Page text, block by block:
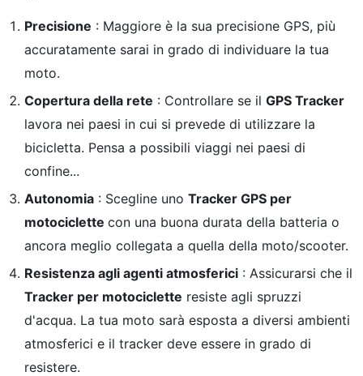
Precisione : Maggiore è la sua precisione GPS, più
accuratamente sarai in grado di individuare la tua
moto.
Copertura della rete : Controllare se il GPS Tracker
lavora nei paesi in cui si prevede di utilizzare la
bicicletta. Pensa a possibili viaggi nei paesi di
confine...
Autonomia : Scegline uno Tracker GPS per
motociclette con una buona durata della batteria o
ancora meglio collegata a quella della moto/scooter.
Resistenza agli agenti atmosferici : Assicurarsi che il
Tracker per motociclette resiste agli spruzzi
d'acqua. La tua moto sarà esposta a diversi ambienti
atmosferici e il tracker deve essere in grado di
resistere.